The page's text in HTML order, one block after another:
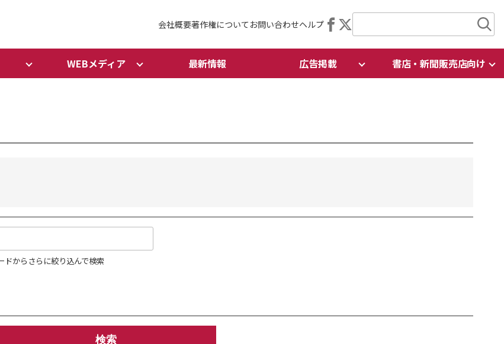
会社概要著作権について お問い合わせヘルプ
WEBメディア 最新情報 広告掲載 書店・新聞販売店向け
ドからさらに絞り込んで検索